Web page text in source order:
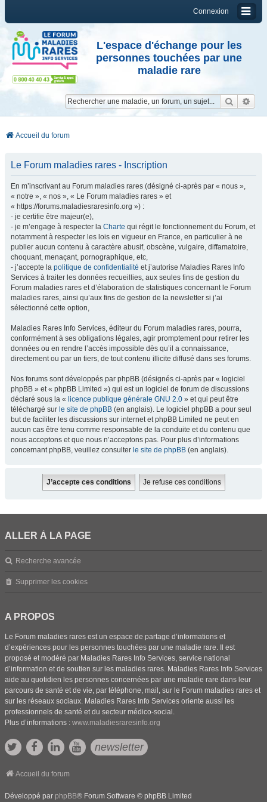
Connexion
L'espace d'échange pour les
personnes touchées par une
maladie rare
Accueil du forum
Le Forum maladies rares - Inscription
En m’inscrivant au Forum maladies rares (désigné ci-après par « nous »,
« notre », « nos », « Le Forum maladies rares » et
« https://forums.maladiesraresinfo.org ») :
- je certifie être majeur(e),
- je m’engage à respecter la Charte qui régit le fonctionnement du Forum, et
notamment à respecter les lois en vigueur en France, en particulier à ne
publier aucun contenu à caractère abusif, obscène, vulgaire, diffamatoire,
choquant, menaçant, pornographique, etc,
- j’accepte la politique de confidentialité et j’autorise Maladies Rares Info
Services à traiter les données recueillies, aux seules fins de gestion du
Forum maladies rares et d’élaboration de statistiques concernant le Forum
maladies rares, ainsi qu’aux fins de gestion de la newsletter si j’ai
sélectionné cette option,
Maladies Rares Info Services, éditeur du Forum maladies rares, pourra,
conformément à ses obligations légales, agir promptement pour retirer les
données ou en rendre l’accès impossible dès qu’il a connaissance,
directement ou par un tiers, de tout contenu illicite diffusé dans ses forums.
Nos forums sont développés par phpBB (désignés ci-après par « logiciel
phpBB » et « phpBB Limited ») qui est un logiciel de forum de discussions
déclaré sous la « licence publique générale GNU 2.0 » et qui peut être
téléchargé sur le site de phpBB (en anglais). Le logiciel phpBB a pour seul
but de faciliter les discussions sur internet et phpBB Limited ne peut en
aucun cas être tenu comme responsable de la conduite et du contenu que
nous acceptons et que nous n’acceptons pas. Pour plus d’informations
concernant phpBB, veuillez consulter le site de phpBB (en anglais).
ALLER À LA PAGE
Recherche avancée
Supprimer les cookies
A PROPOS
Le Forum maladies rares est un espace de partage d’informations et
d’expériences pour les personnes touchées par une maladie rare. Il est
proposé et modéré par Maladies Rares Info Services, service national
d’information et de soutien sur les maladies rares. Maladies Rares Info Services
aide au quotidien les personnes concernées par une maladie rare dans leur
parcours de santé et de vie, par téléphone, mail, sur le Forum maladies rares et
sur les réseaux sociaux. Maladies Rares Info Services oriente aussi les
professionnels de santé et du secteur médico-social.
Plus d’informations : www.maladiesraresinfo.org
newsletter
Accueil du forum
Développé par phpBB® Forum Software © phpBB Limited